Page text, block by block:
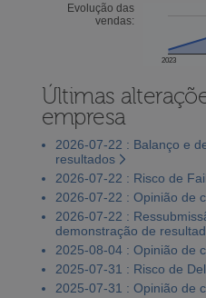
Evolução das
vendas:
2023
Últimas
empresa
2026-07-22 : Balanço e
resultados
2026-07-22 : Risco de
2026-07-22 : Opinião de
2026-07-22 :
demonstração de
2025-08-04 : Opinião de
2025-07-31 : Risco de
2025-07-31 : Opinião de